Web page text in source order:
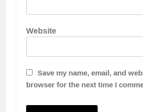
Website
Save my name, email, and
browser for the next time I